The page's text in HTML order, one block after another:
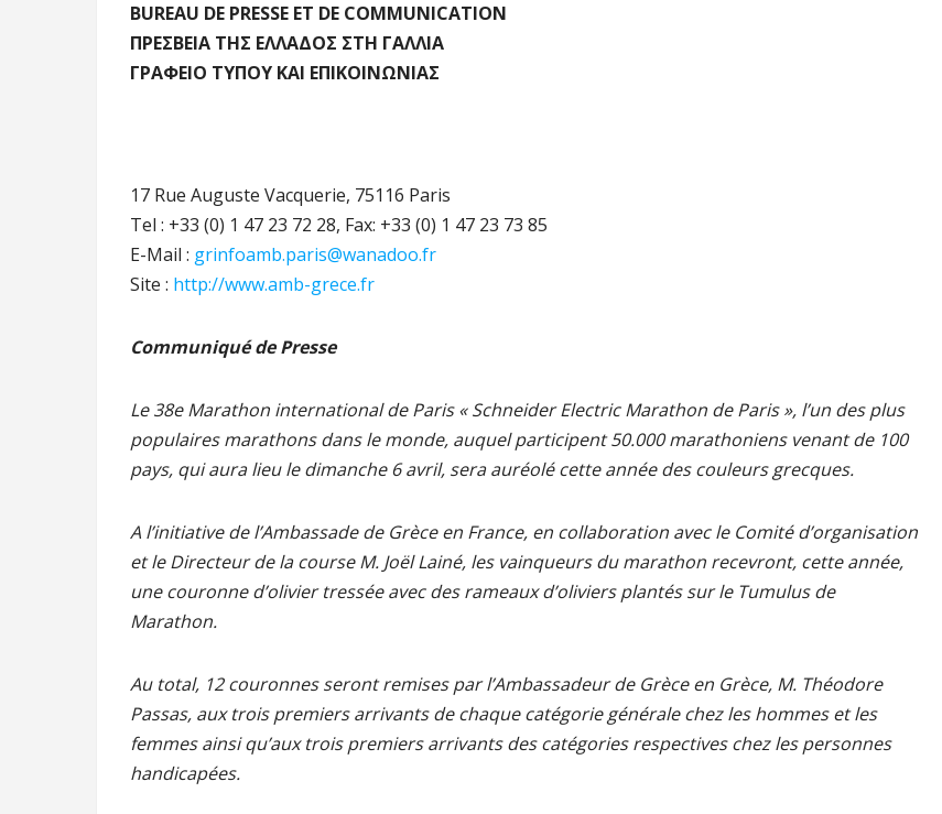
BUREAU DE PRESSE ET DE COMMUNICATION
ΠΡΕΣΒΕΙΑ ΤΗΣ ΕΛΛΑΔΟΣ ΣΤΗ ΓΑΛΛΙΑ
ΓΡΑΦΕΙΟ ΤΥΠΟΥ ΚΑΙ ΕΠΙΚΟΙΝΩΝΙΑΣ
17 Rue Auguste Vacquerie, 75116 Paris
Tel : +33 (0) 1 47 23 72 28, Fax: +33 (0) 1 47 23 73 85
E-Mail : grinfoamb.paris@wanadoo.fr
Site : http://www.amb-grece.fr
Communiqué de Presse
Le 38e Marathon international de Paris « Schneider Electric Marathon de Paris », l’un des plus
populaires marathons dans le monde, auquel participent 50.000 marathoniens venant de 100
pays, qui aura lieu le dimanche 6 avril, sera auréolé cette année des couleurs grecques.
A l’initiative de l’Ambassade de Grèce en France, en collaboration avec le Comité d’organisation
et le Directeur de la course M. Joël Lainé, les vainqueurs du marathon recevront, cette année,
une couronne d’olivier tressée avec des rameaux d’oliviers plantés sur le Tumulus de
Marathon.
Au total, 12 couronnes seront remises par l’Ambassadeur de Grèce en Grèce, M. Théodore
Passas, aux trois premiers arrivants de chaque catégorie générale chez les hommes et les
femmes ainsi qu’aux trois premiers arrivants des catégories respectives chez les personnes
handicapées.